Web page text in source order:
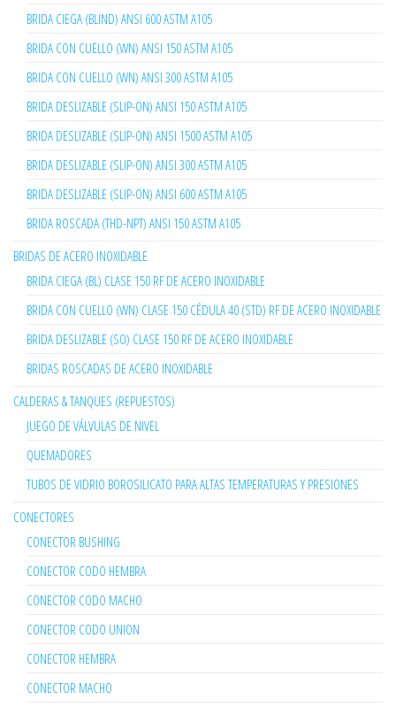
BRIDA CIEGA (BLIND) ANSI 600 ASTM A105
BRIDA CON CUELLO (WN) ANSI 150 ASTM A105
BRIDA CON CUELLO (WN) ANSI 300 ASTM A105
BRIDA DESLIZABLE (SLIP-ON) ANSI 150 ASTM A105
BRIDA DESLIZABLE (SLIP-ON) ANSI 1500 ASTM A105
BRIDA DESLIZABLE (SLIP-ON) ANSI 300 ASTM A105
BRIDA DESLIZABLE (SLIP-ON) ANSI 600 ASTM A105
BRIDA ROSCADA (THD-NPT) ANSI 150 ASTM A105
BRIDAS DE ACERO INOXIDABLE
BRIDA CIEGA (BL) CLASE 150 RF DE ACERO INOXIDABLE
BRIDA CON CUELLO (WN) CLASE 150 CÉDULA 40 (STD) RF DE ACERO INOXIDABLE
BRIDA DESLIZABLE (SO) CLASE 150 RF DE ACERO INOXIDABLE
BRIDAS ROSCADAS DE ACERO INOXIDABLE
CALDERAS & TANQUES (REPUESTOS)
JUEGO DE VÁLVULAS DE NIVEL
QUEMADORES
TUBOS DE VIDRIO BOROSILICATO PARA ALTAS TEMPERATURAS Y PRESIONES
CONECTORES
CONECTOR BUSHING
CONECTOR CODO HEMBRA
CONECTOR CODO MACHO
CONECTOR CODO UNION
CONECTOR HEMBRA
CONECTOR MACHO